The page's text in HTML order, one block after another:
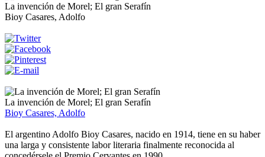
La invención de Morel; El gran Serafín
Bioy Casares, Adolfo
La invención de Morel; El gran Serafín
Bioy Casares, Adolfo
El argentino Adolfo Bioy Casares, nacido en 1914, tiene en su haber
una larga y consistente labor literaria finalmente reconocida al